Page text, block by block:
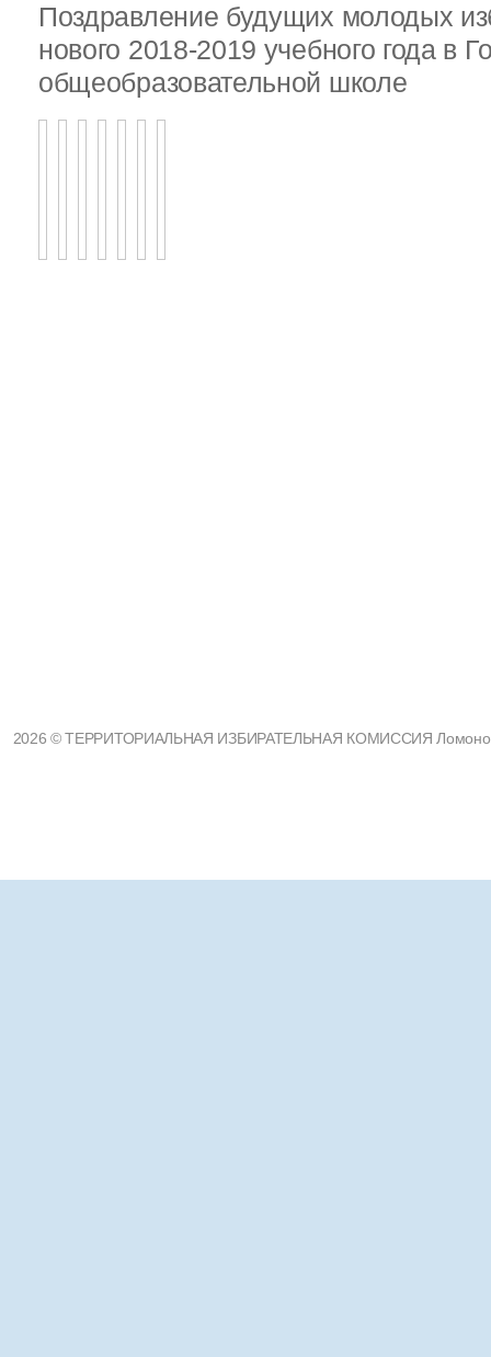
Поздравление будущих молодых
нового 2018-2019 учебного года в
общеобразовательной школе
2026 © ТЕРРИТОРИАЛЬНАЯ ИЗБИРАТЕЛЬНАЯ КОМИССИЯ